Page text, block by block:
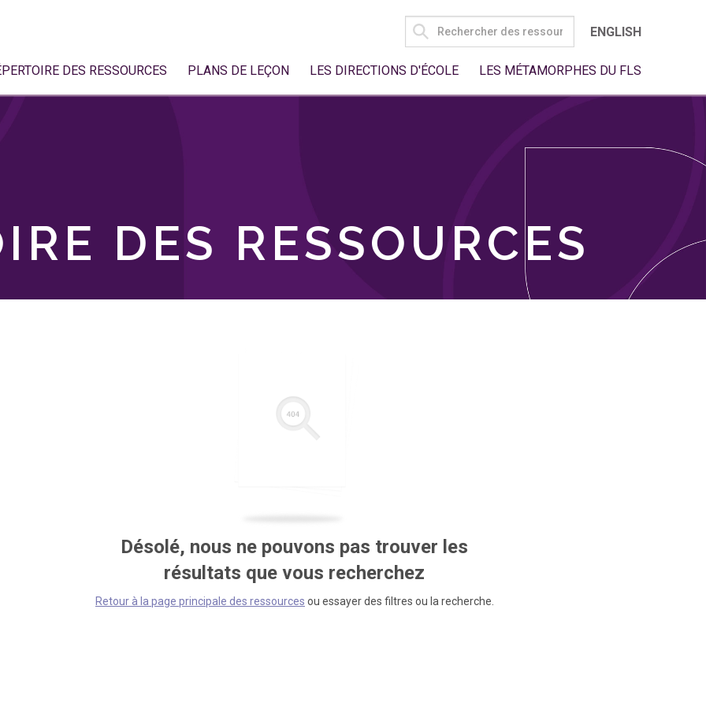
SEARCH
FOR:
ENGLISH
DES RESSOURCES PLANS DE LEÇON LES DIRECTIONS D'ÉCOLE LES MÉTAMORPHES DU FLS
DES RESSOURCES
Désolé, nous ne pouvons pas trouver les
résultats que vous recherchez
Retour à la page principale des ressources ou essayer des filtres ou la recherche.